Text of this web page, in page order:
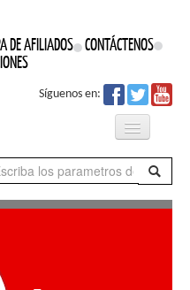
DE AFILIADOS CONTÁCTENOS
Síguenos en: